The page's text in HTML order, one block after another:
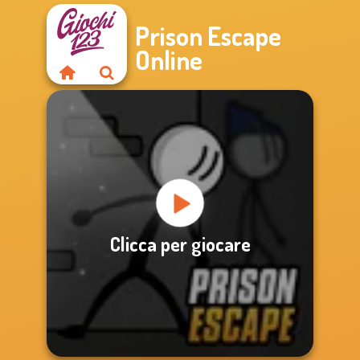
Prison Escape
Online
Clicca per giocare